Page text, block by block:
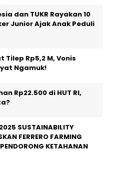
dan TUKR Rayakan 10
Junior Ajak Anak Peduli
Tilep Rp5,2 M, Vonis
Ngamuk!
Rp22.500 di HUT RI,
SUSTAINABILITY
FERRERO FARMING
KETAHANAN